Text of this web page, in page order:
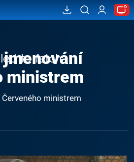
to fetch
jmenování
ministrem
ministrem